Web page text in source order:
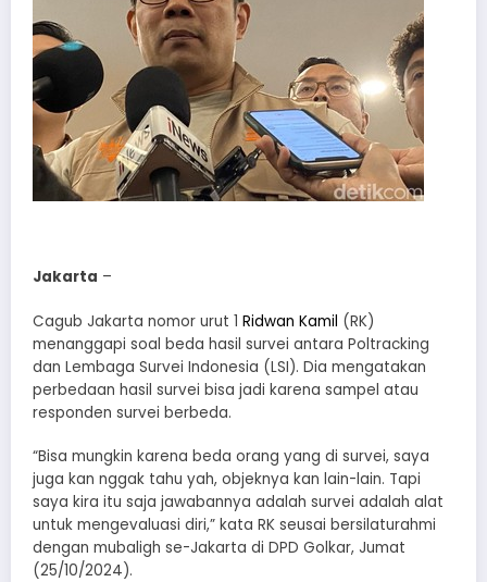
Jakarta –
Cagub Jakarta nomor urut 1 Ridwan Kamil (RK)
menanggapi soal beda hasil survei antara Poltracking
dan Lembaga Survei Indonesia (LSI). Dia mengatakan
perbedaan hasil survei bisa jadi karena sampel atau
responden survei berbeda.
“Bisa mungkin karena beda orang yang di survei, saya
juga kan nggak tahu yah, objeknya kan lain-lain. Tapi
saya kira itu saja jawabannya adalah survei adalah alat
untuk mengevaluasi diri,” kata RK seusai bersilaturahmi
dengan mubaligh se-Jakarta di DPD Golkar, Jumat
(25/10/2024).